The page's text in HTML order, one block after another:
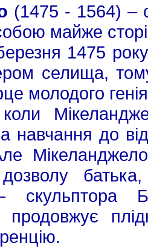
(1475 - 1564) –
майже
1475
селища,
молодого
навчання до
скульптора
продовжує